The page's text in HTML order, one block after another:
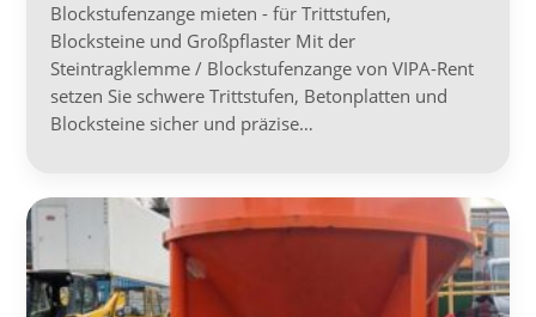
Blockstufenzange mieten - für Trittstufen,
Blocksteine und Großpflaster Mit der
Steintragklemme / Blockstufenzange von VIPA-Rent
setzen Sie schwere Trittstufen, Betonplatten und
Blocksteine sicher und präzise…